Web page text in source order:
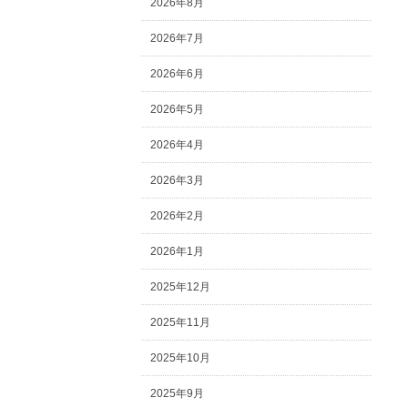
2026年8月
2026年7月
2026年6月
2026年5月
2026年4月
2026年3月
2026年2月
2026年1月
2025年12月
2025年11月
2025年10月
2025年9月